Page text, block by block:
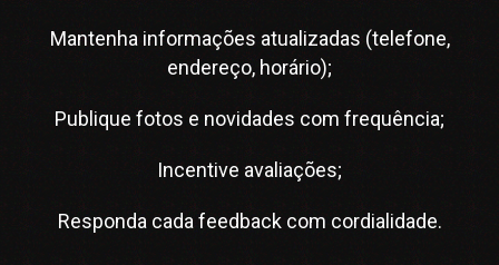
Mantenha informações atualizadas (telefone,
endereço, horário);
Publique fotos e novidades com frequência;
Incentive avaliações;
Responda cada feedback com cordialidade.